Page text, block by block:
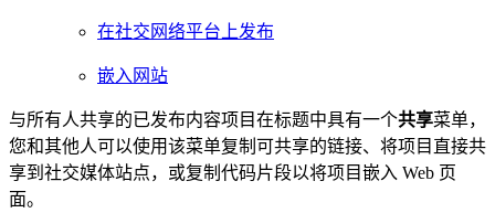
在社交网络平台上发布
嵌入网站
与所有人共享的已发布内容项目在标题中具有一个共享菜单，
您和其他人可以使用该菜单复制可共享的链接、将项目直接共
享到社交媒体站点，或复制代码片段以将项目嵌入 Web 页
面。